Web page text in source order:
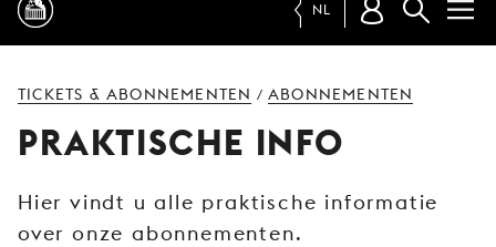
MAGAZINE
ABONNEMENTEN
NL
TICKETS & ABONNEMENTEN /ABONNEMENTEN
PRAKTISCHE INFO
Hier vindt u alle praktische informatie
over onze abonnementen.